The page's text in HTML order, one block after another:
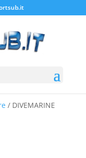
/ DIVEMARINE